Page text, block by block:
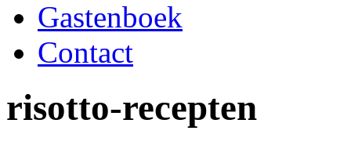
Gastenboek
Contact
risotto-recepten